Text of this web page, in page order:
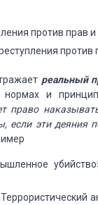
против прав
реальный
нормах и
право
если эти деяния